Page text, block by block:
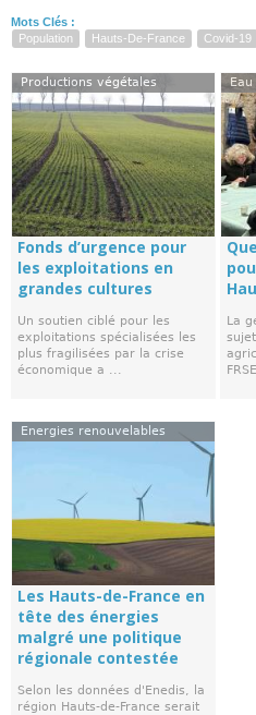
Mots Clés :
Population
Hauts-De-France Covid-19
Productions végétales
Fonds d’urgence pour
les exploitations en
grandes cultures
Un soutien ciblé pour les
exploitations spécialisées les
plus fragilisées par la crise
économique a ...
Eau
La
Energies renouvelables
Les Hauts-de-France en
tête des énergies
malgré une politique
régionale contestée
Selon les données d'Enedis, la
région Hauts-de-France serait